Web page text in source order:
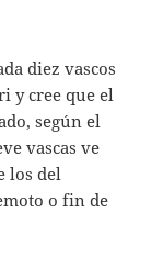
diez vascos
y cree que el
según el
vascas ve
los del
o fin de